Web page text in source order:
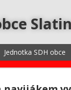
Jednotka SDH obce